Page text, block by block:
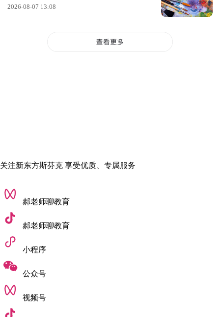
• 网页设计
2026-08-07 13:08
关注新东方斯芬克 享受优质、专属服务
郝老师聊教育
郝老师聊教育
小程序
公众号
视频号